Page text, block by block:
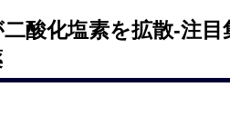
二酸化塩素を拡散‐注